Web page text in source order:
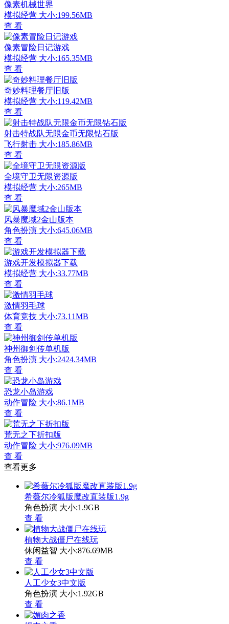
像素机械世界
模拟经营 大小:199.56MB
查 看
像素冒险日记游戏
模拟经营 大小:165.35MB
查 看
奇妙料理餐厅旧版
模拟经营 大小:119.42MB
查 看
射击特战队无限金币无限钻石版
飞行射击 大小:185.86MB
查 看
全境守卫无限资源版
模拟经营 大小:265MB
查 看
风暴魔域2金山版本
角色扮演 大小:645.06MB
查 看
游戏开发模拟器下载
模拟经营 大小:33.77MB
查 看
激情羽毛球
体育竞技 大小:73.11MB
查 看
神州御剑传单机版
角色扮演 大小:2424.34MB
查 看
恐龙小岛游戏
动作冒险 大小:86.1MB
查 看
荒无之下折扣版
动作冒险 大小:976.09MB
查 看
查看更多
希薇尔冷狐版魔改直装版1.9g
角色扮演 大小:1.9GB
查 看
植物大战僵尸在线玩
休闲益智 大小:876.69MB
查 看
人工少女3中文版
角色扮演 大小:1.92GB
查 看